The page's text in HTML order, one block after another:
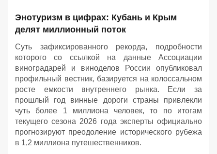
Энотуризм в цифрах: Кубань и Крым
делят миллионный поток
Суть зафиксированного рекорда, подробности
которого со ссылкой на данные Ассоциации
виноградарей и виноделов России опубликовал
профильный вестник, базируется на колоссальном
росте емкости внутреннего рынка. Если за
прошлый год винные дороги страны привлекли
чуть более 1 миллиона человек, то по итогам
текущего сезона 2026 года эксперты официально
прогнозируют преодоление исторического рубежа
в 1,2 миллиона путешественников.